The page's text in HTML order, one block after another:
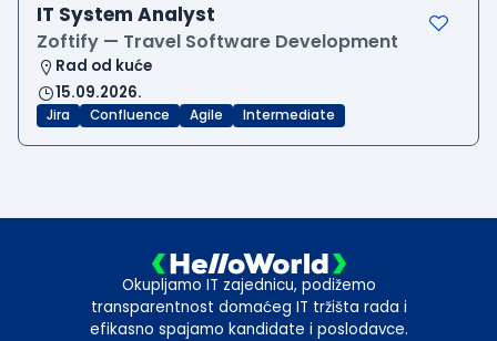
IT System Analyst
Zoftify — Travel Software Development
Rad od kuće
15.09.2026.
Jira Confluence Agile Intermediate
Okupljamo IT zajednicu, podižemo
transparentnost domaćeg IT tržišta rada i
efikasno spajamo kandidate i poslodavce.